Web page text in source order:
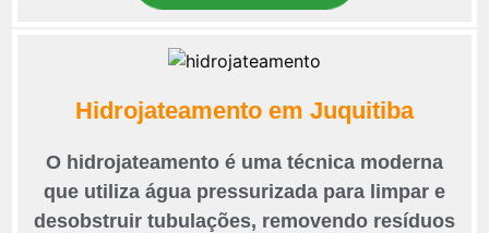
Hidrojateamento em Juquitiba
O hidrojateamento é uma técnica moderna
que utiliza água pressurizada para limpar e
desobstruir tubulações, removendo resíduos